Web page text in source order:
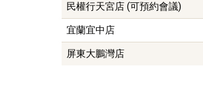
民權行天宮店 (可預約會議)
宜蘭宜中店
屏東大鵬灣店